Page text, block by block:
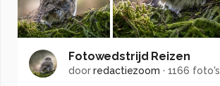
Fotowedstrijd Reizen
doorredactiezoom · 1166 foto's